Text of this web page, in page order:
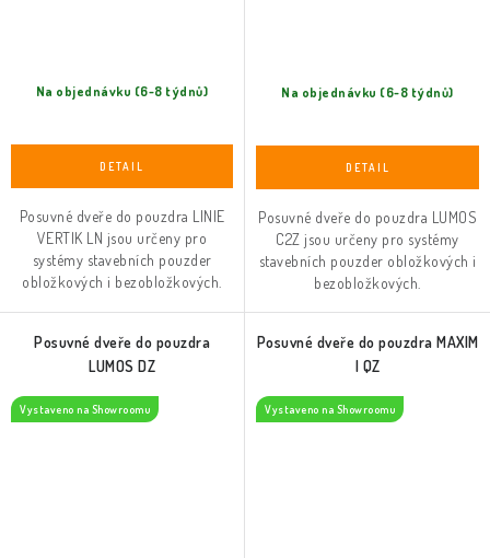
Na objednávku (6-8 týdnů)
Posuvné dveře do pouzdra LINIE
VERTIK LN jsou určeny pro
systémy stavebních pouzder
obložkových i bezobložkových.
Na objednávku (6-8 týdnů)
Posuvné dveře do pouzdra LUMOS
C2Z jsou určeny pro systémy
stavebních pouzder obložkových i
bezobložkových.
Posuvné dveře do pouzdra
LUMOS DZ
Vystaveno na Showroomu
Posuvné dveře do pouzdra MAXIM
I QZ
Vystaveno na Showroomu